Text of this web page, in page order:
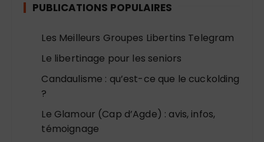
PUBLICATIONS POPULAIRES
Les Meilleurs Groupes Libertins Telegram
Le libertinage pour les seniors
Candaulisme : qu’est-ce que le cuckolding
?
Le Glamour (Cap d’Agde) : avis, infos,
témoignage